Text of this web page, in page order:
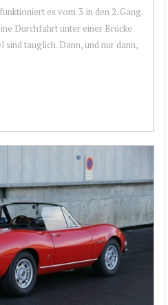
es vom 3. in den 2. Gang.
Durchfahrt unter einer Brücke
sind tauglich. Dann, und nur dann,